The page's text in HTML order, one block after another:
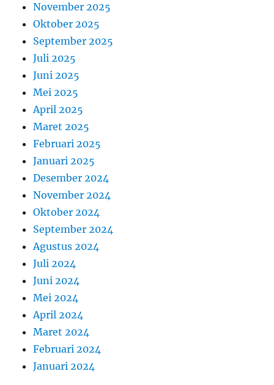
November 2025
Oktober 2025
September 2025
Juli 2025
Juni 2025
Mei 2025
April 2025
Maret 2025
Februari 2025
Januari 2025
Desember 2024
November 2024
Oktober 2024
September 2024
Agustus 2024
Juli 2024
Juni 2024
Mei 2024
April 2024
Maret 2024
Februari 2024
Januari 2024